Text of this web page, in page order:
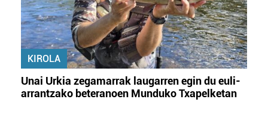
KIROLA
Unai Urkia zegamarrak laugarren egin du euli-
arrantzako beteranoen Munduko Txapelketan